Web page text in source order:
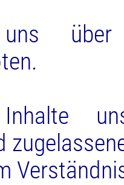
Inhalte